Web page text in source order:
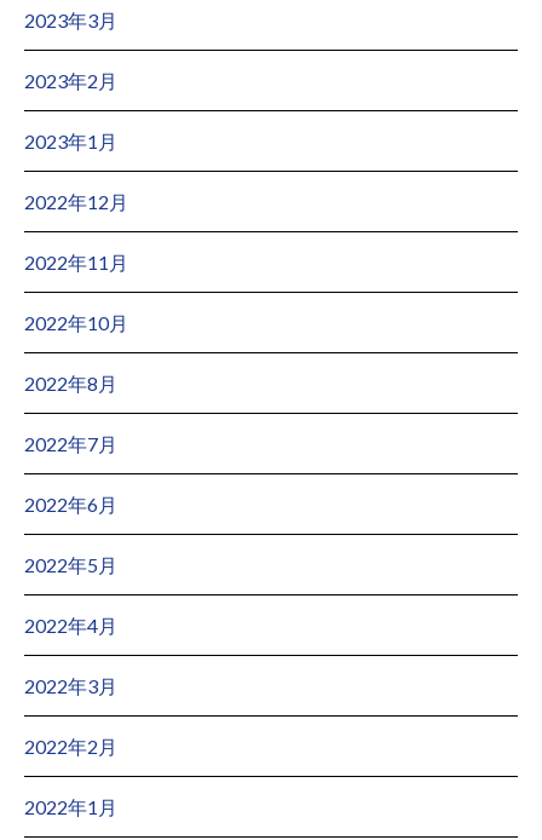
2023年3月
2023年2月
2023年1月
2022年12月
2022年11月
2022年10月
2022年8月
2022年7月
2022年6月
2022年5月
2022年4月
2022年3月
2022年2月
2022年1月